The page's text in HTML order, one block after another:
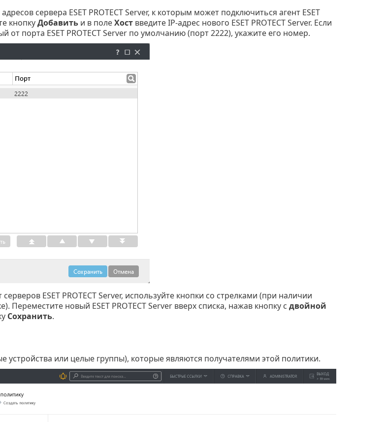
сервера ESET PROTECT Server, к которым может подключиться агент ESET
кнопкуДобавитьи в полеХоствведите IP-адрес нового ESET PROTECT Server. Если
от порта ESET PROTECT Server по умолчанию (порт 2222), укажите его номер.
ESET PROTECT Server, используйте кнопки со стрелками (при наличии
Переместите новый ESET PROTECT Server вверх списка, нажав кнопку с двойной
Сохранить.
устройства или целые группы), которые являются получателями этой политики.